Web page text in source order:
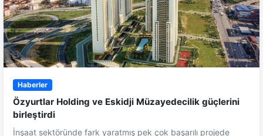
Haberler
Özyurtlar Holding ve Eskidji Müzayedecilik güçlerini
birleştirdi
İnşaat sektöründe fark yaratmış pek çok başarılı projede